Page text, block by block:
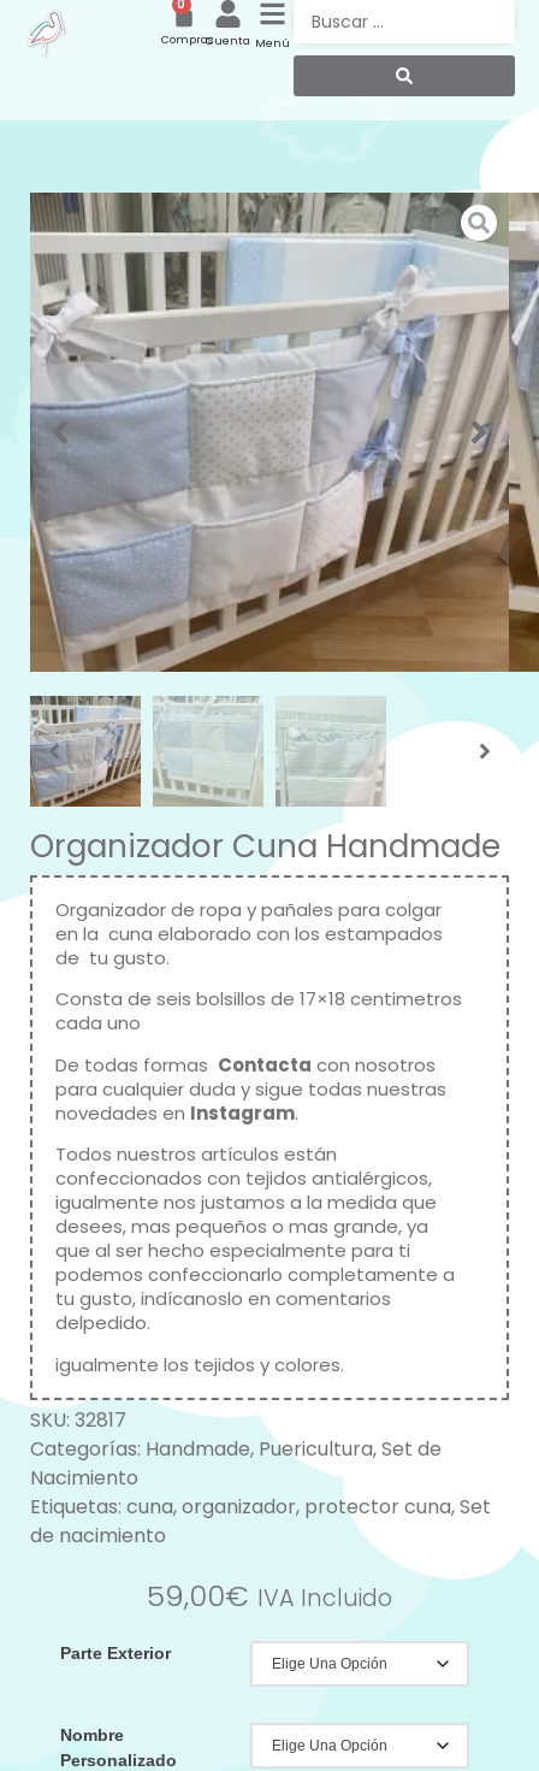
Menú
Cuenta
0
Compras
Organizador Cuna Handmade
Organizador de ropa y pañales para colgar
en la cuna elaborado con los estampados
de tu gusto.
Consta de seis bolsillos de 17×18 centimetros
cada uno
De todas formas Contacta con nosotros
para cualquier duda y sigue todas nuestras
novedades en Instagram.
Todos nuestros artículos están
confeccionados con tejidos antialérgicos,
igualmente nos justamos a la medida que
desees, mas pequeños o mas grande, ya
que al ser hecho especialmente para ti
podemos confeccionarlo completamente a
tu gusto, indícanoslo en comentarios
delpedido.
igualmente los tejidos y colores.
SKU: 32817
Categorías: Handmade, Puericultura,Set de
Nacimiento
Etiquetas: cuna,organizador, protector cuna,Set
de nacimiento
59,00€ IVA Incluido
Parte Exterior
Nombre
Personalizado